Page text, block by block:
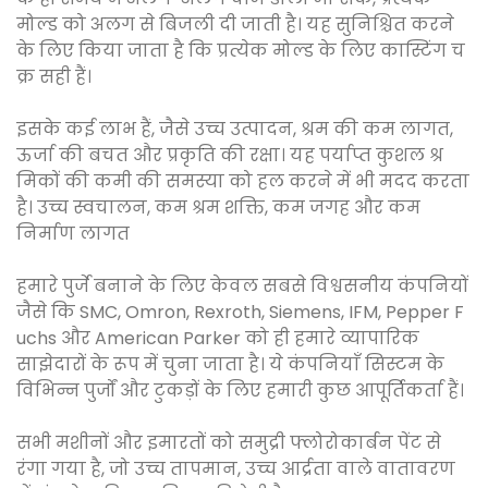
मोल्ड को अलग से बिजली दी जाती है। यह सुनिश्चित करने
के लिए किया जाता है कि प्रत्येक मोल्ड के लिए कास्टिंग च
क्र सही हैं।
इसके कई लाभ हैं, जैसे उच्च उत्पादन, श्रम की कम लागत,
ऊर्जा की बचत और प्रकृति की रक्षा। यह पर्याप्त कुशल श्र
मिकों की कमी की समस्या को हल करने में भी मदद करता
है। उच्च स्वचालन, कम श्रम शक्ति, कम जगह और कम
निर्माण लागत
हमारे पुर्जे बनाने के लिए केवल सबसे विश्वसनीय कंपनियों
जैसे कि SMC, Omron, Rexroth, Siemens, IFM, Pepper F
uchs और American Parker को ही हमारे व्यापारिक
साझेदारों के रूप में चुना जाता है। ये कंपनियाँ सिस्टम के
विभिन्न पुर्जों और टुकड़ों के लिए हमारी कुछ आपूर्तिकर्ता हैं।
सभी मशीनों और इमारतों को समुद्री फ्लोरोकार्बन पेंट से
रंगा गया है, जो उच्च तापमान, उच्च आर्द्रता वाले वातावरण